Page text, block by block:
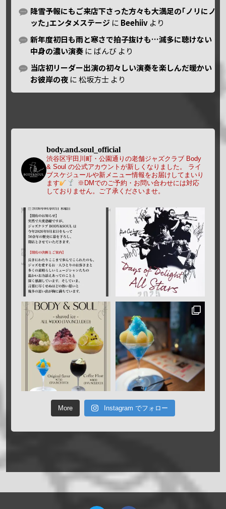
降雪予報にもご来店下さった方々も大満足の｢ノリにノ
ッた｣エンタメステージ に Beehiiv より
新年度初日も雨と寒さで拍子抜けも…滅多に聴けない
中身の濃い演奏 に ばんび より
当店初リーダー出演の初々しい演奏を楽しんだ暖かい
お彼岸の夜 に松坂方士 より
body.and.soul_official
渋谷区宇田川町・公園通りの老舗ジャズクラブ Body
& Soul の公式アカウントが新しくなりました。
ライ
ブスケジュールや新メニュー情報をお届けしてまいり
ます
※DMでのご予約・お問い合わせには対応
しておりません。ご了承くださいませ。
More Instagram でフォロー